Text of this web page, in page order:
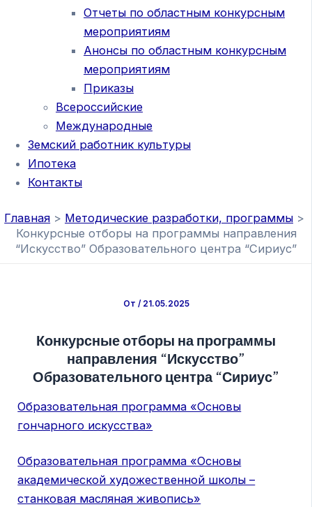
Отчеты по областным конкурсным
мероприятиям
Анонсы по областным конкурсным
мероприятиям
Приказы
Всероссийские
Международные
Земский работник культуры
Ипотека
Контакты
Главная
Методические разработки, программы
Конкурсные отборы на программы направления
“Искусство” Образовательного центра “Сириус”
От / 21.05.2025
Конкурсные отборы на программы
направления “Искусство”
Образовательного центра “Сириус”
Образовательная программа «Основы
гончарного искусства»
Образовательная программа «Основы
академической художественной школы –
станковая масляная живопись»